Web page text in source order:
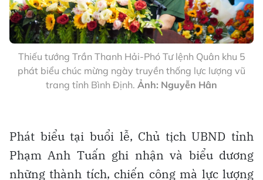
Thiếu tướng Trần Thanh Hải-Phó Tư lệnh Quân khu 5
phát biểu chúc mừng ngày truyền thống lực lượng vũ
trang tỉnh Bình Định. Ảnh: Nguyễn Hân
Phát biểu tại buổi lễ, Chủ tịch UBND tỉnh
Phạm Anh Tuấn ghi nhận và biểu dương
những thành tích, chiến công mà lực lượng